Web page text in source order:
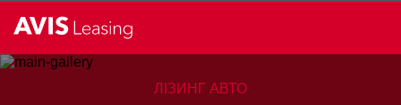
ЛІЗИНГ АВТО